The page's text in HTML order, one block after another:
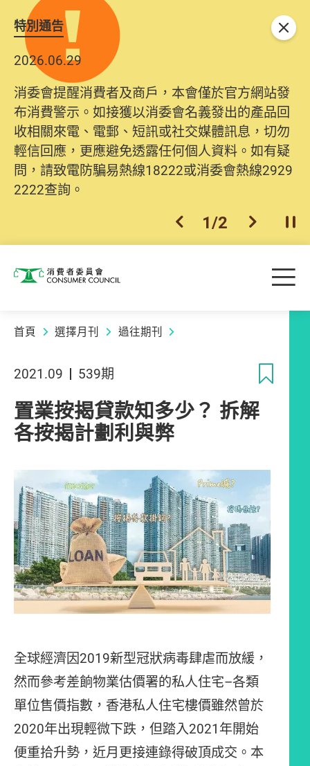
特別通告
2026.06.29
消委會提醒消費者及商戶，本會僅於官方網站發
布消費警示。如接獲以消委會名義發出的產品回
收相關來電、電郵、短訊或社交媒體訊息，切勿
輕信回應，更應避免透露任何個人資料。如有疑
問，請致電防騙易熱線18222或消委會熱線2929
2222查詢。
上一個
1/2 下一個開
關閉
消費者委員會 目
首頁 選擇月刊 過往期刊
2021.09 539期
置業按揭貸款知多少？ 拆解
各按揭計劃利與弊
全球經濟因2019新型冠狀病毒肆虐而放緩，
然而參考差餉物業估價署的私人住宅–各類
單位售價指數，香港私人住宅樓價雖然曾於
2020年出現輕微下跌，但踏入2021年開始
便重拾升勢，近月更接連錄得破頂成交。本